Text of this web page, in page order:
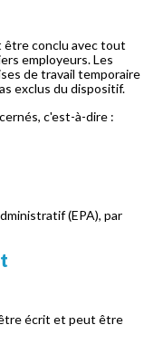
conclu avec tout
employeurs. Les
de travail temporaire
exclus du dispositif.
c'est-à-dire :
(EPA), par
écrit et peut être